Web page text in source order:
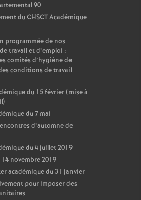
90
du CHSCT Académique
programmée de nos
travail et d’emploi :
comités d’hygiène de
conditions de travail
du 15 février (mise à
du 7 mai
d’automne de
du 4 juillet 2019
14 novembre 2019
académique du 31 janvier
pour imposer des